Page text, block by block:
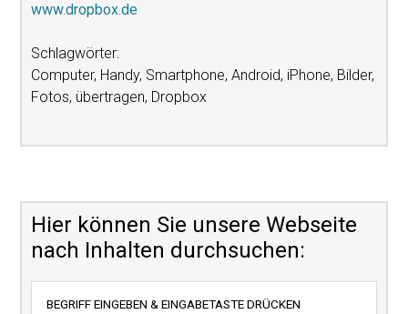
www.dropbox.de
Schlagwörter:
Computer, Handy, Smartphone, Android, iPhone, Bilder,
Fotos, übertragen, Dropbox
Hier können Sie unsere Webseite
nach Inhalten durchsuchen: